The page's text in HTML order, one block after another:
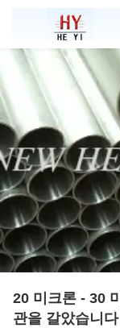
20 미크론 - 30
관을 갈았습니다